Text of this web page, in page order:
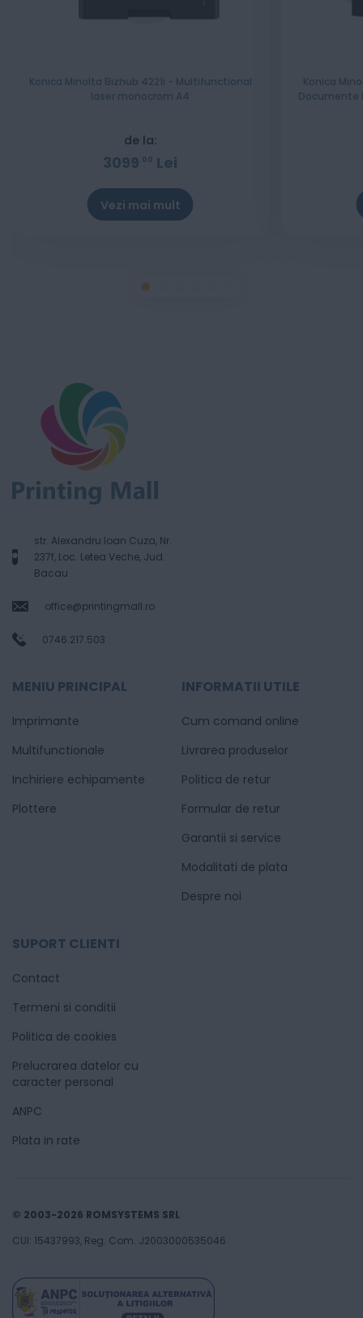
Konica Minolta Bizhub 4221i - Multifunctional
laser monocrom A4
de la:
3099 00 Lei
Vezi mai mult
Stoc epuizat
Konica
Documente
str. Alexandru Ioan Cuza, Nr.
237f, Loc. Letea Veche, Jud.
Bacau
office@printingmall.ro
0746.217.503
MENIU PRINCIPAL
Imprimante
Multifunctionale
Inchiriere echipamente
Plottere
INFORMATII UTILE
Cum comand online
Livrarea produselor
Politica de retur
Formular de retur
Garantii si service
Modalitati de plata
Despre noi
SUPORT CLIENTI
Contact
Termeni si conditii
Politica de cookies
Prelucrarea datelor cu
caracter personal
ANPC
Plata in rate
© 2003-2026 ROMSYSTEMS SRL
CUI: 15437993, Reg. Com. J2003000535046